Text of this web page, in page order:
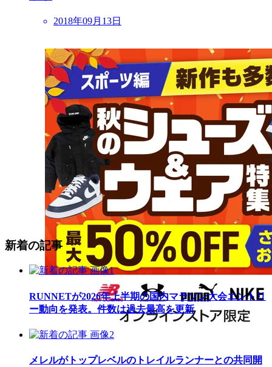
2018年09月13日
新着の記事
RUNNETが2026年上半期の国内マラソン大会エントリ
ー動向を発表。件数は過去最高を更新
メレルがトップレベルのトレイルランナーとの共同開